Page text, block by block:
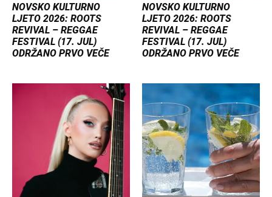
NOVSKO KULTURNO
LJETO 2026: ROOTS
REVIVAL – REGGAE
FESTIVAL (17. JUL)
ODRŽANO PRVO VEČE
NOVSKO KULTURNO
LJETO 2026: ROOTS
REVIVAL – REGGAE
FESTIVAL (17. JUL)
ODRŽANO PRVO VEČE